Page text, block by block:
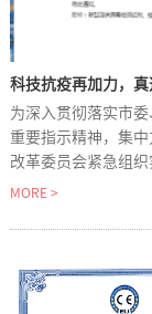
科技抗疫再加力，
为深入贯彻落实市
重要指示精神，集
改革委员会紧急组
MORE >